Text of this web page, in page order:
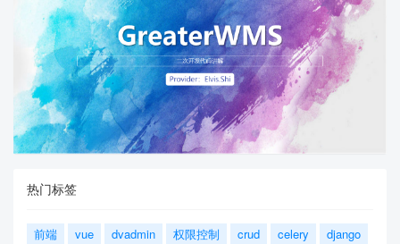
热门标签
前端 vue dvadmin 权限控制 crud celery
django